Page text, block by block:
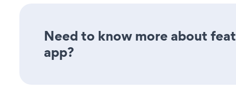
Need to know more about
app?